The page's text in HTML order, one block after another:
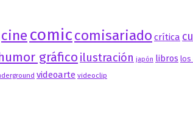
cine comiccomisariado crítica
gráfico ilustración japón libros los
videoarte videoclip